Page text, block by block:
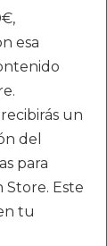
esa
un
del
para
Este
tu